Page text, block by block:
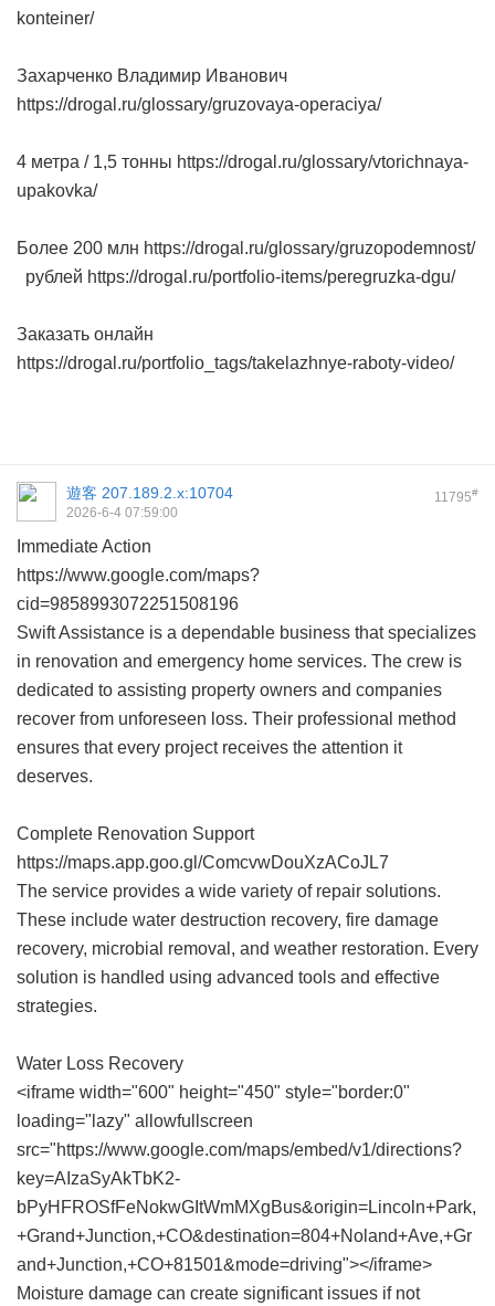
konteiner/
Захарченко Владимир Иванович
https://drogal.ru/glossary/gruzovaya-operaciya/
4 метра / 1,5 тонны https://drogal.ru/glossary/vtorichnaya-
upakovka/
Более 200 млн https://drogal.ru/glossary/gruzopodemnost/
рублей https://drogal.ru/portfolio-items/peregruzka-dgu/
Заказать онлайн
https://drogal.ru/portfolio_tags/takelazhnye-raboty-video/
11795#
遊客 207.189.2.x:10704
2026-6-4 07:59:00
Immediate Action
https://www.google.com/maps?
cid=9858993072251508196
Swift Assistance is a dependable business that specializes
in renovation and emergency home services. The crew is
dedicated to assisting property owners and companies
recover from unforeseen loss. Their professional method
ensures that every project receives the attention it
deserves.
Complete Renovation Support
https://maps.app.goo.gl/ComcvwDouXzACoJL7
The service provides a wide variety of repair solutions.
These include water destruction recovery, fire damage
recovery, microbial removal, and weather restoration. Every
solution is handled using advanced tools and effective
strategies.
Water Loss Recovery
<iframe width="600" height="450" style="border:0"
loading="lazy" allowfullscreen
src="https://www.google.com/maps/embed/v1/directions?
key=AIzaSyAkTbK2-
bPyHFROSfFeNokwGItWmMXgBus&origin=Lincoln+Park,
+Grand+Junction,+CO&destination=804+Noland+Ave,+Gr
and+Junction,+CO+81501&mode=driving"></iframe>
Moisture damage can create significant issues if not